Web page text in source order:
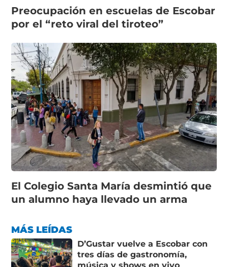
Preocupación en escuelas de Escobar
por el “reto viral del tiroteo”
El Colegio Santa María desmintió que
un alumno haya llevado un arma
MÁS LEÍDAS
D’Gustar vuelve a Escobar con
tres días de gastronomía,